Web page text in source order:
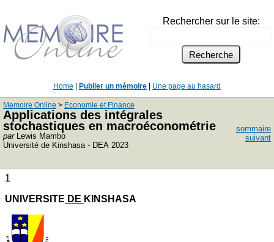
Rechercher sur le site:
Home Publier un mémoire Une page au hasard
Memoire Online > Economie et Finance
Applications des intégrales
stochastiques en macroéconométrie
parLewis Mambo
Université de Kinshasa - DEA 2023
sommaire
suivant
1
UNIVERSITE DE KINSHASA